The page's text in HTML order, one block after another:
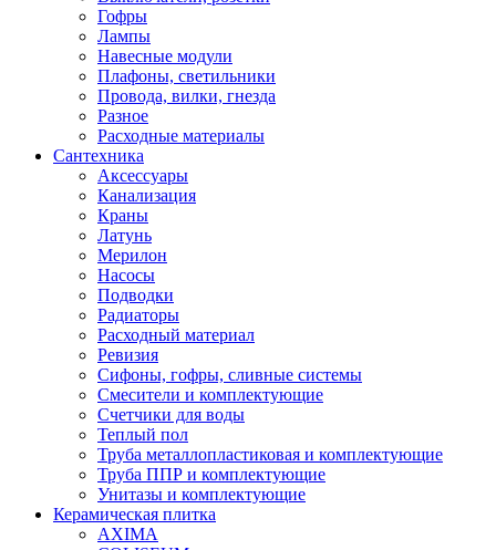
Гофры
Лампы
Навесные модули
Плафоны, светильники
Провода, вилки, гнезда
Разное
Расходные материалы
Сантехника
Аксессуары
Канализация
Краны
Латунь
Мерилон
Насосы
Подводки
Радиаторы
Расходный материал
Ревизия
Сифоны, гофры, сливные системы
Смесители и комплектующие
Счетчики для воды
Теплый пол
Труба металлопластиковая и комплектующие
Труба ППР и комплектующие
Унитазы и комплектующие
Керамическая плитка
AXIMA